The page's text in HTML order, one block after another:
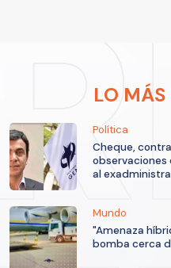
LO MÁS
Política
Cheque,
observaciones
al
Mundo
"Amenaza
bomba cerca